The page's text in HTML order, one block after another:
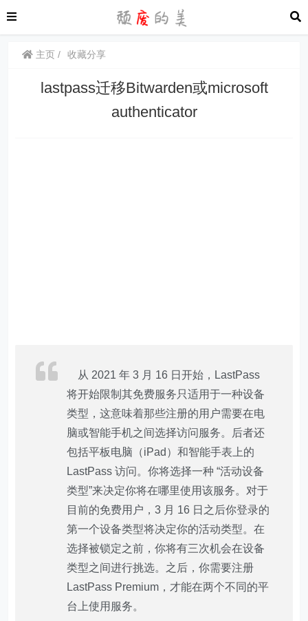
主页 收藏分享
lastpass迁移Bitwarden或microsoft
authenticator
从 2021 年 3 月 16 日开始，LastPass
将开始限制其免费服务只适用于一种设备
类型，这意味着那些注册的用户需要在电
脑或智能手机之间选择访问服务。后者还
包括平板电脑（iPad）和智能手表上的
LastPass 访问。你将选择一种 “活动设备
类型”来决定你将在哪里使用该服务。对于
目前的免费用户，3 月 16 日之后你登录的
第一个设备类型将决定你的活动类型。在
选择被锁定之前，你将有三次机会在设备
类型之间进行挑选。之后，你需要注册
LastPass Premium，才能在两个不同的平
台上使用服务。